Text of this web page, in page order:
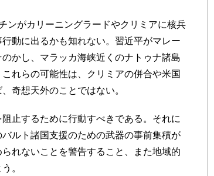
がカリーニングラードやクリミアに核兵
動に出るかも知れない。習近平がマレー
かし、マラッカ海峡近くのナトゥナ諸島
れらの可能性は、クリミアの併合や米国
奇想天外のことではない。
止するために行動すべきである。それに
ルト諸国支援のための武器の事前集積が
れないことを警告すること、また地域的
。